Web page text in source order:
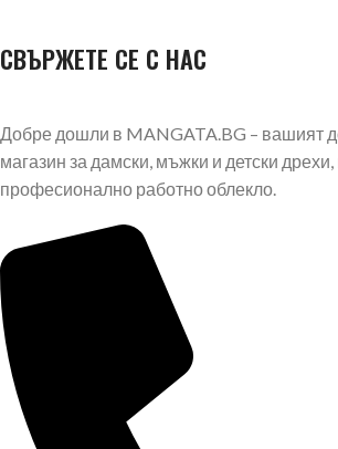
СВЪРЖЕТЕ СЕ С НАС
Добре дошли в MANGATA.BG – вашият
магазин за дамски, мъжки и детски дрехи,
професионално работно облекло.